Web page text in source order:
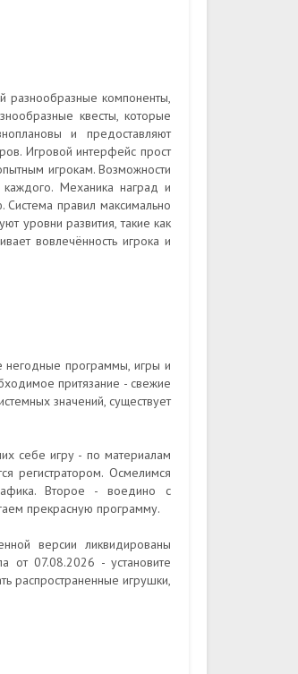
разнообразные компоненты,
квесты, которые
и предоставляют
Игровой интерфейс прост
игрокам. Возможности
Механика наград и
Система правил максимально
уровни развития, такие как
вовлечённость игрока и
негодные программы, игры и
притязание - свежие
значений, существует
себе игру - по материалам
регистратором. Осмелимся
Второе - воедино с
прекрасную программу.
версии ликвидированы
от 07.08.2026 - установите
распространенные игрушки,